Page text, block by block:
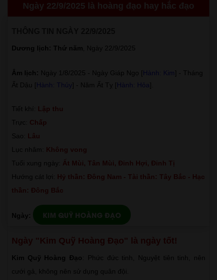
Ngày 22/9/2025 là hoàng đạo hay hắc đạo
Dương lịch: Thứ năm , Ngày 22/9/2025
Âm lịch: Ngày 1/8/2025 - Ngày Giáp Ngọ [ Hành: Kim
] - Tháng
Ất Dậu [ Hành: Thủy ] - Năm Ất Tỵ [ Hành: Hỏa
Tiết khí: Lập thu
Trực: Chấp
Sao: Lâu
Lục nhâm: Không vong
Tuổi xung ngày: Ất Mùi, Tân Mùi, Đinh Hợi, Đinh Tị
Hướng cát lợi: Hỷ thần: Đông Nam - Tài thần: Tây Bắc - Hạc
thần: Đông Bắc
Ngày: KIM QUỸ HOÀNG ĐẠO
Ngày "Kim Quỹ Hoàng Đạo" là ngày tốt!
Kim Quỹ Hoàng Đạo : Phức đức tinh, Nguyệt tiên tinh, nên
cưới gả, không nên sử dụng quân đội.